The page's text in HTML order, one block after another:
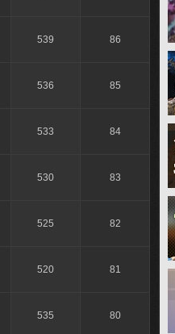
539 86
536 85
533 84
530 83
525 82
520 81
535 80